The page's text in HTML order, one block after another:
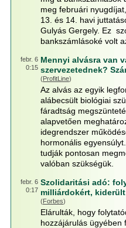
meg februári
13. és 14. havi
Gulyás Gergely. Ez
bankszámlásoké volt
febr. 6
0:15
Mennyi alvásra van
szervezetednek?
(ProfitLine)
Az alvás az egyik
alábecsült biológiai
fáradtság
alapvetően
idegrendszer
hormonális
tudják pontosan
valóban szükségük.
febr. 6
0:17
Szolidaritási adó:
milliárdokért,
(Forbes)
Elárulták, hogy
hozzájárulás ügyében